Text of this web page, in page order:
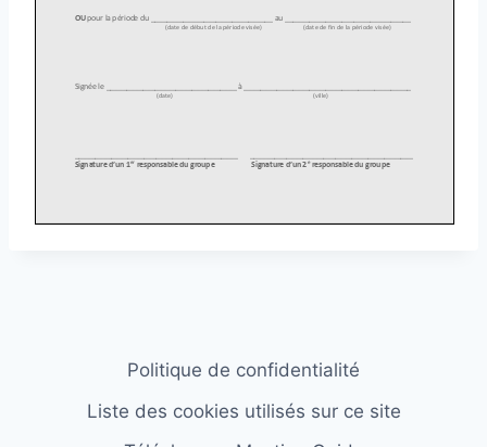
Politique de confidentialité
Liste des cookies utilisés sur ce site